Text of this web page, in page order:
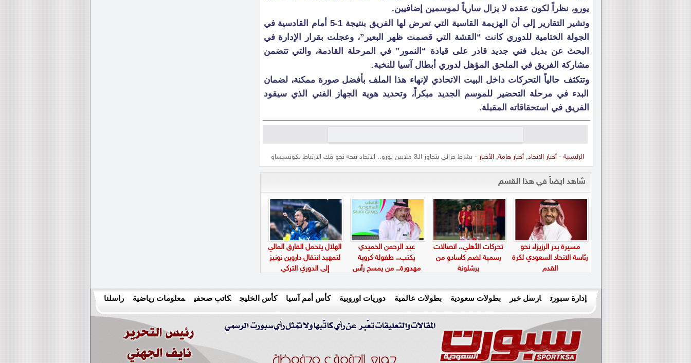
يورو، نظراً لكون عقده لا يزال سارياً لموسمين إضافيين.
وتشير التقارير إلى أن الهزيمة القاسية التي تعرض لها الفريق بنتيجة 1-5 أمام القادسية في
الجولة الختامية للدوري كانت “القشة التي قصمت ظهر البعير”، وعجلت بقرار الإدارة في
البحث عن بديل فني جديد قادر على قيادة “النمور” في المرحلة القادمة، والتي تتضمن
مشاركة الفريق في الملحق المؤهل لدوري أبطال آسيا للنخبة.
وتتكثف حالياً التحركات داخل البيت الاتحادي لإنهاء هذا الملف بأفضل صورة ممكنة، لضمان
البدء في مرحلة التحضير للموسم الجديد مبكراً، وتحديد هوية الجهاز الفني الذي سيقود
الفريق في استحقاقاته المقبلة.
الرئيسية -أخبار الاتحاد,أخبار هامة, الأخبار - بشرط جزائي يتجاوز الـ3 ملايين يورو.. الاتحاد يتجه نحو فك الارتباط بكونسيساو
شاهد ايضاً في هذا القسم
مسيرة بدر الرزيزاء نحو
رئاسة الاتحاد السعودي لكرة
القدم
تحركات الأهلي.. اتصالات
رسمية لضم كاسادو من
برشلونة
عبد الرحمن الحميدي
يكتب.. طفولة كروية
مهدورة.. من يمسح رأس
مستقبلها؟
الهلال يتحمل الفارق المالي
لتمهيد انتقال داروين نونيز
إلى الدوري التركي
إدارة سبورت ارسل خبر بطولات سعودية بطولات عالمية دوريات اوروبية كأس أمم آسيا كأس الخليج كاتب صحفي معلومات رياضية راسلنا